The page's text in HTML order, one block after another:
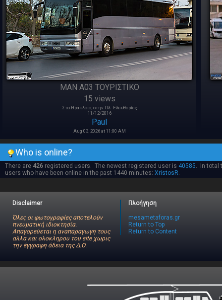
MAN A03 TOΥΡΙΣΤΙΚΟ
15 views
Στο Ηράκλειο, στην Πλ. Ελευθερίας
11/12/2016
Paul
Aug 03, 2026 at 11:00 AM
Who is online?
There are 426 registered users. The newest registered user is 40585. In total
users who have been online in the past 1440 minutes: XristosR.
Disclaimer
Όλες οι φωτογραφίες αποτελούν
πνευματική ιδιοκτησία.
Απαγορεύεται η αναπαραγωγη τους
αλλα και ολοκληρου του site χωρις
την έγγραφη άδεια της Δ.Ο.
Πλοήγηση
mesametaforas.gr
Return to Top
Return to Content